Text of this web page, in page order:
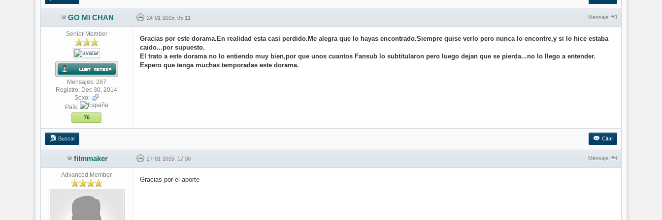
GO MI CHAN 24-01-2015, 05:11 Mensaje: #3
Senior Member
Mensajes: 287
Registro: Dec 30, 2014
Sexo:
País:
76
Gracias por este dorama.En realidad esta casi perdido.Me alegra que lo hayas encontrado.Siempre quise verlo pero nunca lo encontre,y si lo hice estaba
caido...por supuesto.
El trato a este dorama no lo entiendo muy bien,por que unos cuantos Fansub lo subtitularon pero luego dejan que se pierda...no lo llego a entender.
Espero que tenga muchas temporadas este dorama.
Buscar Citar
filmmaker 27-01-2015, 17:30 Mensaje: #4
Advanced Member
Gracias por el aporte